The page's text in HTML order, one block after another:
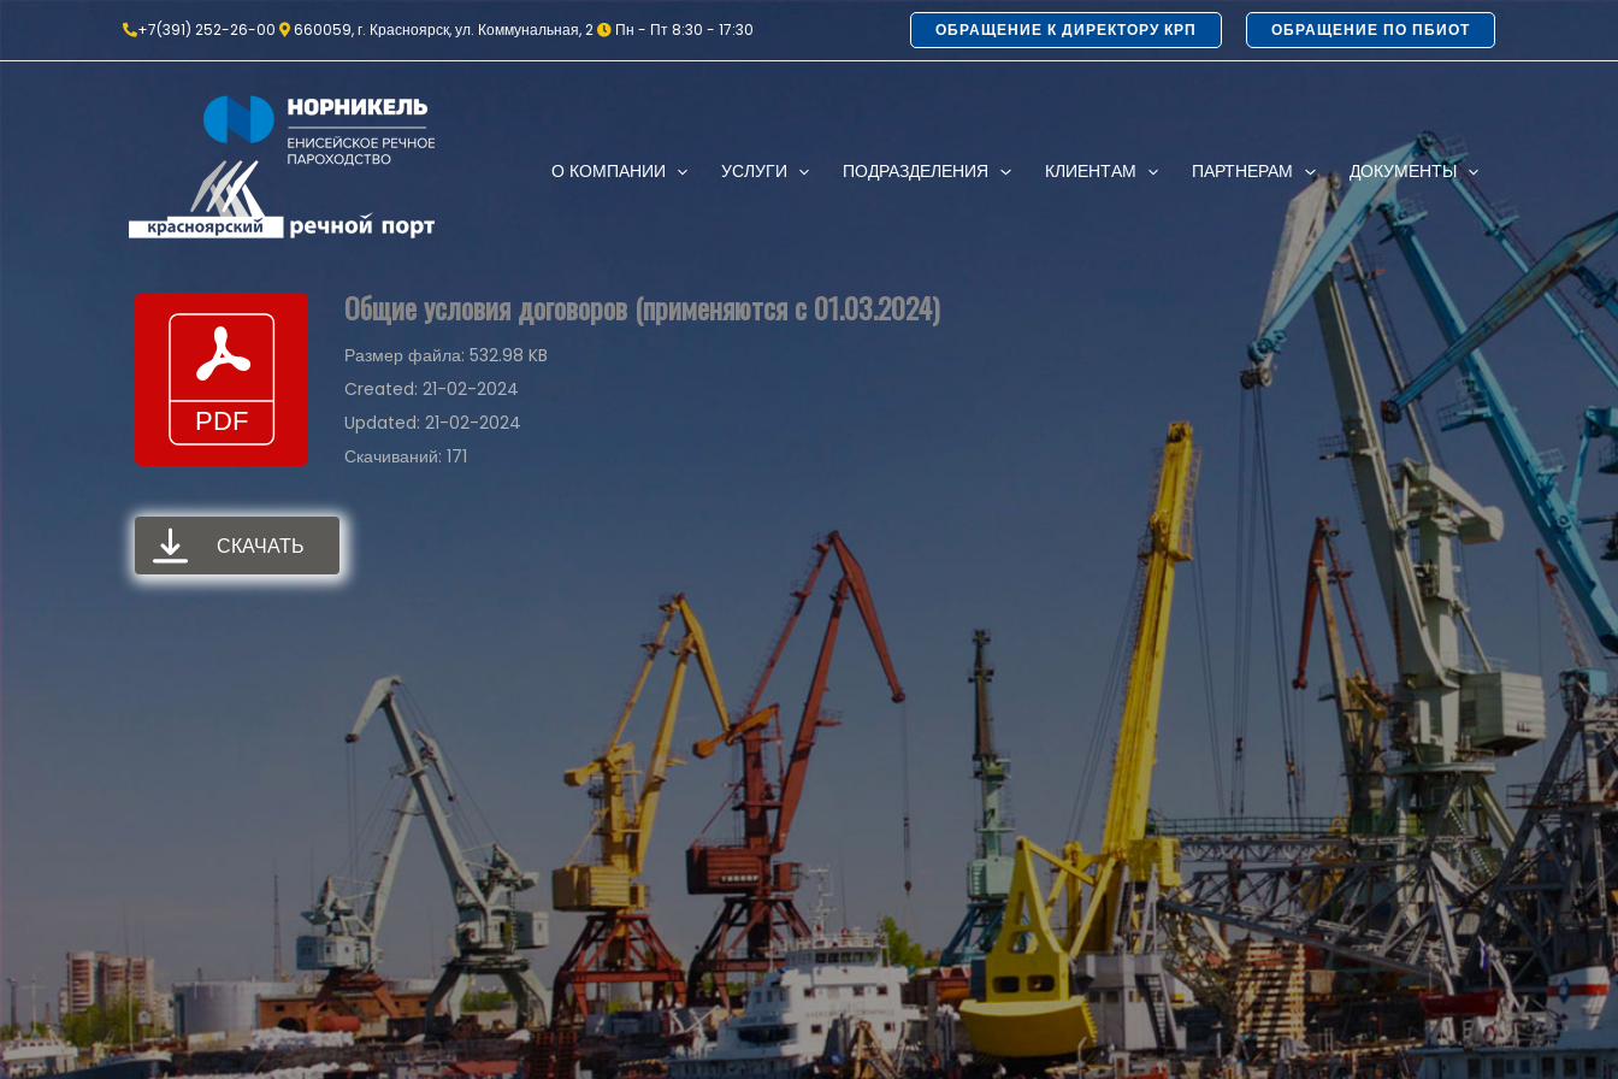
+7(391) 252-26-00 660059, г. Красноярск, ул. Коммунальная, 2 Пн - Пт 8:30 - 17:30 ОБРАЩЕНИЕ К ДИРЕКТОРУ КРП ОБРАЩЕНИЕ ПО ПБИОТ
О КОМПАНИИ УСЛУГИ ПОДРАЗДЕЛЕНИЯ КЛИЕНТАМ ПАРТНЕРАМ ДОКУМЕНТЫ
Общие условия договоров (применяются с 01.03.2024)
Размер файла: 532.98 KB
Created: 21-02-2024
Updated: 21-02-2024
Скачиваний: 171
СКАЧАТЬ